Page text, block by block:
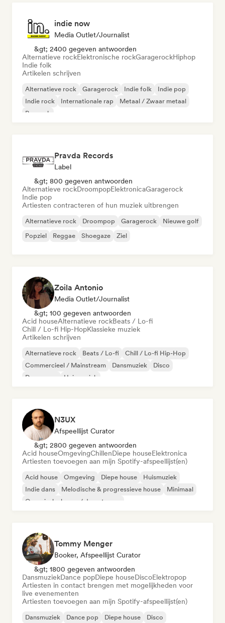
indie now
Media Outlet/Journalist
&gt; 2400 gegeven antwoorden
Alternatieve rockElektronische rockGaragerockHiphop
Indie folk
Artikelen schrijven
Alternatieve rock Garagerock Indie folk
Indie pop
Indie rock
Internationale rap
Metaal / Zwaar metaal
Poprock
Pravda Records
Label
&gt; 800 gegeven antwoorden
Alternatieve rockDroompopElektronicaGaragerock
Indie pop
Artiesten contracteren of hun muziek uitbrengen
Alternatieve rock Droompop Garagerock
Nieuwe golf
Popziel
Reggae Shoegaze Ziel
Zoila Antonio
Media Outlet/Journalist
&gt; 100 gegeven antwoorden
Acid houseAlternatieve rockBeats / Lo-fi
Chill / Lo-fi Hip-HopKlassieke muziek
Artikelen schrijven
Alternatieve rock Beats / Lo-fi
Chill / Lo-fi Hip-Hop
Commercieel / Mainstream
Dansmuziek
Disco
Droompop
Huismuziek
N3UX
Afspeellijst Curator
&gt; 2800 gegeven antwoorden
Acid houseOmgevingChillenDiepe houseElektronica
Artiesten toevoegen aan mijn Spotify-afspeellijst(en)
Acid house Omgeving Diepe house
Huismuziek
Indie dans
Melodische & progressieve house
Minimaal
Organische house / downtempo
Tommy Menger
Booker, Afspeellijst Curator
&gt; 1800 gegeven antwoorden
DansmuziekDance popDiepe houseDiscoElektropop
Artiesten in contact brengen met mogelijkheden voor
live evenementen
Artiesten toevoegen aan mijn Spotify-afspeellijst(en)
Dansmuziek Dance pop Diepe house Disco